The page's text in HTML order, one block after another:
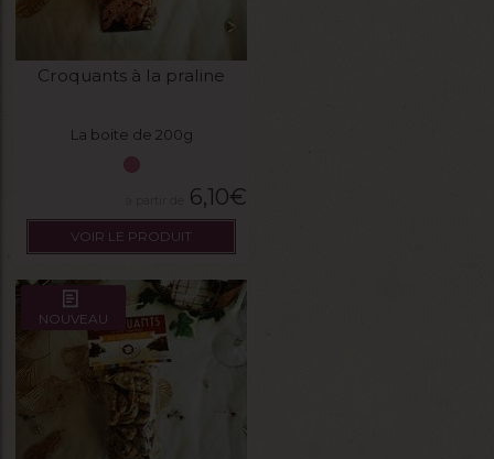
Croquants à la praline
La boite de 200g
6,10€
VOIR LE PRODUIT
NOUVEAU